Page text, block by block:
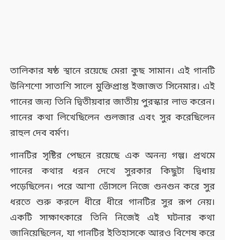
তালিকার ষষ্ঠ স্থানে রয়েছে মেরা কুছ সামান। এই গানটি
উনিশশো সাতাশি সালে মুক্তিপ্রাপ্ত ইজাজত সিনেমার। এই
গানের জন্য তিনি দ্বিতীয়বার জাতীয় পুরস্কার লাভ করেন।
গানের কথা লিখেছিলেন গুলজার এবং সুর করেছিলেন
রাহুল দেব বর্মণ।
গানটির সৃষ্টির পেছনে রয়েছে এক অনন্য গল্প। প্রথমে
গানের কথার ধরন দেখে সুরকার কিছুটা দ্বিধায়
পড়েছিলেন। পরে আশা ভোঁসলে নিজে গুনগুন করে সুর
ধরতে শুরু করলে ধীরে ধীরে গানটির সুর রূপ নেয়।
একটি সাক্ষাৎকারে তিনি নিজেই এই ঘটনার কথা
জানিয়েছিলেন, যা গানটির ইতিহাসকে আরও বিশেষ করে